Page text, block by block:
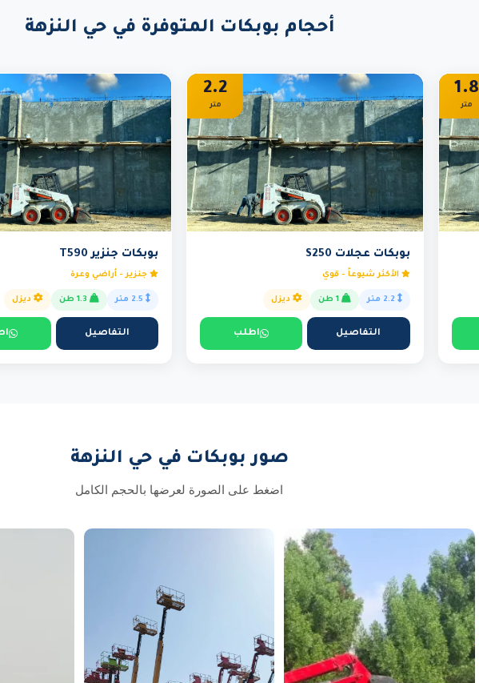
أحجام بوبكات المتوفرة في حي النزهة
1.8
متر
2.2
متر
بوبكات عجلات S250
الأكثر شيوعاً - قوي
1 طن ديزل
التفاصيل اطلب
بوبكات جنزير T590
جنزير - أراضي وعرة
ديزل
التفاصيل
صور بوبكات في حي النزهة
اضغط على الصورة لعرضها بالحجم الكامل